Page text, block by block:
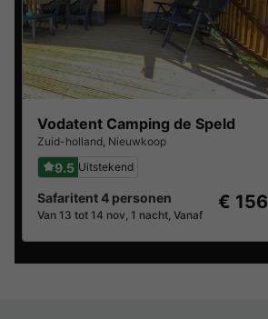
Vodatent Camping de Speld
Zuid-holland, Nieuwkoop
9.5 Uitstekend
Safaritent 4 personen
Van 13 tot 14 nov, 1 nacht, Vanaf
€ 156